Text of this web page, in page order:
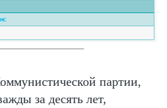
партии,
за десять лет,